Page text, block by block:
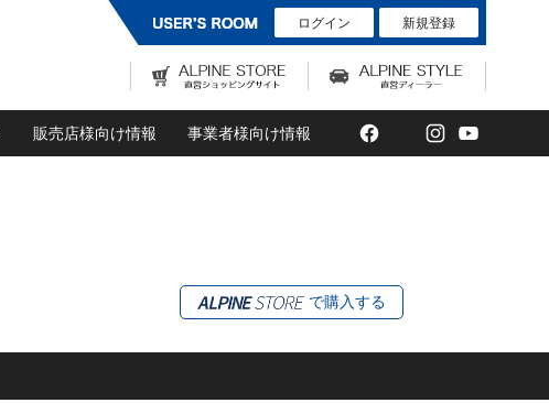
ログイン 新規登録
販売店様向け情報 事業者様向け情報 Facebook
TwitterInstagram
で購入する